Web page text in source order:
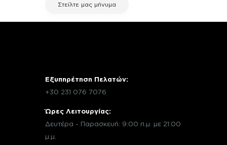
Στείλτε μας μήνυμα
Εξυπηρέτηση Πελατών:
+30 231 076 7076
Ώρες Λειτουργίας:
Δευτέρα - Παρασκευή: 9:00 π.μ. με 21:00
μ.μ.